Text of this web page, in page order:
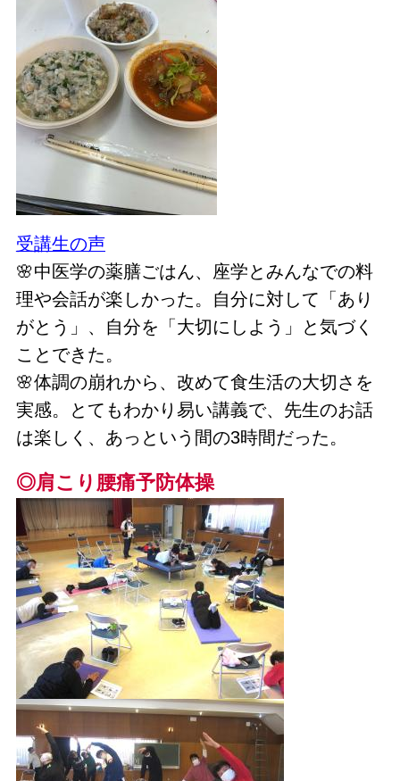
受講生の声
🌸中医学の薬膳ごはん、座学とみんなでの料
理や会話が楽しかった。自分に対して「あり
がとう」、自分を「大切にしよう」と気づく
ことできた。
🌸体調の崩れから、改めて食生活の大切さを
実感。とてもわかり易い講義で、先生のお話
は楽しく、あっという間の3時間だった。
◎肩こり腰痛予防体操